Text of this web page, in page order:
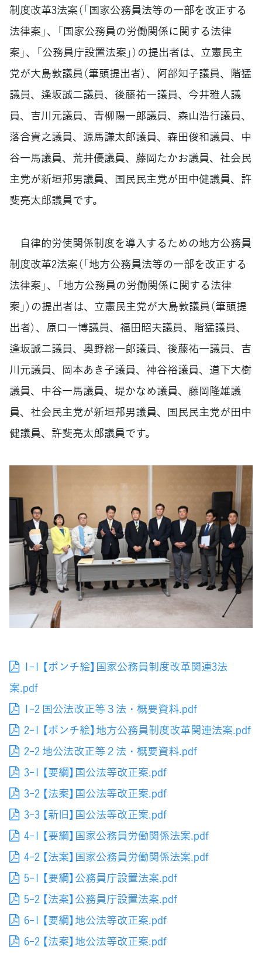
制度改革3法案（「国家公務員法等の一部を改正する
法律案」、「国家公務員の労働関係に関する法律
案」、「公務員庁設置法案」）の提出者は、立憲民主
党が大島敦議員（筆頭提出者）、阿部知子議員、階猛
議員、逢坂誠二議員、後藤祐一議員、今井雅人議
員、吉川元議員、青柳陽一郎議員、森山浩行議員、
落合貴之議員、源馬謙太郎議員、森田俊和議員、中
谷一馬議員、荒井優議員、藤岡たかお議員、社会民
主党が新垣邦男議員、国民民主党が田中健議員、許
斐亮太郎議員です。
自律的労使関係制度を導入するための地方公務員
制度改革2法案（「地方公務員法等の一部を改正する
法律案」、「地方公務員の労働関係に関する法律
案」）の提出者は、立憲民主党が大島敦議員（筆頭提
出者）、原口一博議員、福田昭夫議員、階猛議員、
逢坂誠二議員、奥野総一郎議員、後藤祐一議員、吉
川元議員、岡本あき子議員、神谷裕議員、道下大樹
議員、中谷一馬議員、堤かなめ議員、藤岡隆雄議
員、社会民主党が新垣邦男議員、国民民主党が田中
健議員、許斐亮太郎議員です。
1-1 【ポンチ絵】国家公務員制度改革関連3法
案.pdf
1-2 国公法改正等３法・概要資料.pdf
2-1 【ポンチ絵】地方公務員制度改革関連法案.pdf
2-2 地公法改正等２法・概要資料.pdf
3-1 【要綱】国公法等改正案.pdf
3-2 【法案】国公法等改正案.pdf
3-3 【新旧】国公法等改正案.pdf
4-1 【要綱】国家公務員労働関係法案.pdf
4-2 【法案】国家公務員労働関係法案.pdf
5-1 【要綱】公務員庁設置法案.pdf
5-2 【法案】公務員庁設置法案.pdf
6-1 【要綱】地公法等改正案.pdf
6-2 【法案】地公法等改正案.pdf